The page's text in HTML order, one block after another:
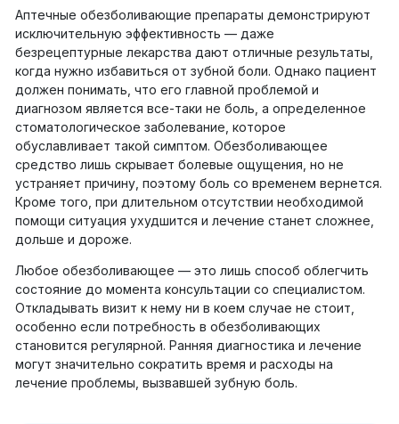
Аптечные обезболивающие препараты демонстрируют
исключительную эффективность — даже
безрецептурные лекарства дают отличные результаты,
когда нужно избавиться от зубной боли. Однако пациент
должен понимать, что его главной проблемой и
диагнозом является все-таки не боль, а определенное
стоматологическое заболевание, которое
обуславливает такой симптом. Обезболивающее
средство лишь скрывает болевые ощущения, но не
устраняет причину, поэтому боль со временем вернется.
Кроме того, при длительном отсутствии необходимой
помощи ситуация ухудшится и лечение станет сложнее,
дольше и дороже.
Любое обезболивающее — это лишь способ облегчить
состояние до момента консультации со специалистом.
Откладывать визит к нему ни в коем случае не стоит,
особенно если потребность в обезболивающих
становится регулярной. Ранняя диагностика и лечение
могут значительно сократить время и расходы на
лечение проблемы, вызвавшей зубную боль.